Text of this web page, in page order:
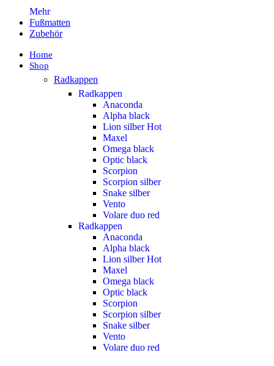
Mehr
Fußmatten
Zubehör
Home
Shop
Radkappen
Radkappen
Anaconda
Alpha black
Lion silberHot
Maxel
Omega black
Optic black
Scorpion
Scorpion silber
Snake silber
Vento
Volare duo red
Radkappen
Anaconda
Alpha black
Lion silberHot
Maxel
Omega black
Optic black
Scorpion
Scorpion silber
Snake silber
Vento
Volare duo red